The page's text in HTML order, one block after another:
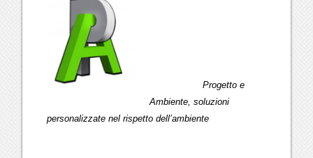
Progetto e
Ambiente, soluzioni
personalizzate nel rispetto dell’ambiente